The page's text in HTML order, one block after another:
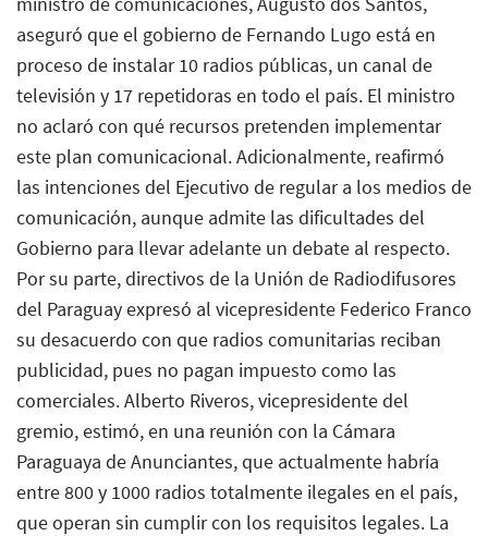
aseguró que el gobierno de Fernando Lugo está en
proceso de instalar 10 radios públicas, un canal de
televisión y 17 repetidoras en todo el país. El ministro
no aclaró con qué recursos pretenden implementar
este plan comunicacional. Adicionalmente, reafirmó
las intenciones del Ejecutivo de regular a los medios de
comunicación, aunque admite las dificultades del
Gobierno para llevar adelante un debate al respecto.
Por su parte, directivos de la Unión de Radiodifusores
del Paraguay expresó al vicepresidente Federico Franco
su desacuerdo con que radios comunitarias reciban
publicidad, pues no pagan impuesto como las
comerciales. Alberto Riveros, vicepresidente del
gremio, estimó, en una reunión con la Cámara
Paraguaya de Anunciantes, que actualmente habría
entre 800 y 1000 radios totalmente ilegales en el país,
que operan sin cumplir con los requisitos legales. La